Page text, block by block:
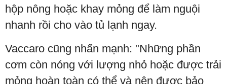
hộp nông hoặc khay mỏng để làm nguội
nhanh rồi cho vào tủ lạnh ngay.
Vaccaro cũng nhấn mạnh: "Những phần
cơm còn nóng với lượng nhỏ hoặc được trải
mỏng hoàn toàn có thể và nên được bảo